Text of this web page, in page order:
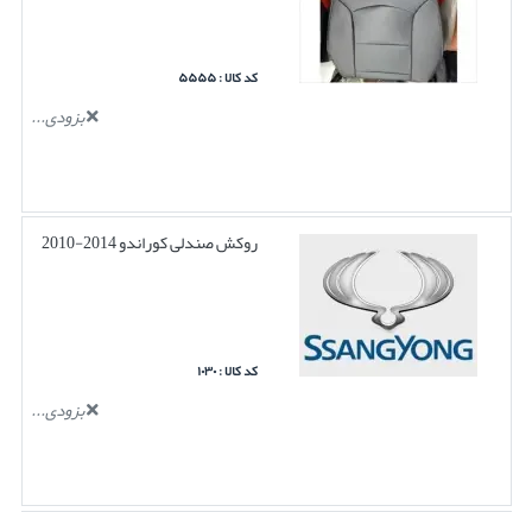
کد کالا : ۵۵۵۵
بزودی...
روکش صندلی کوراندو 2014-2010
کد کالا : ۱۰۳۰
بزودی...